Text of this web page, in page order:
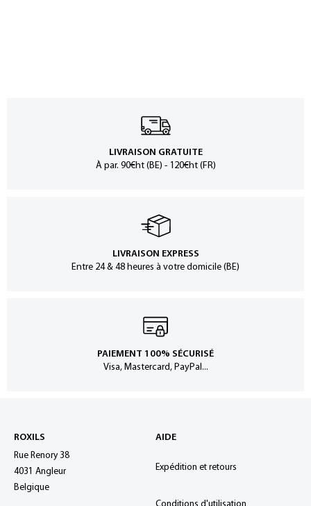
LIVRAISON GRATUITE
À par. 90€ht (BE) - 120€ht (FR)
LIVRAISON EXPRESS
Entre 24 & 48 heures à votre domicile (BE)
PAIEMENT 100% SÉCURISÉ
Visa, Mastercard, PayPal...
ROXILS
Rue Renory 38
4031 Angleur
Belgique
AIDE
Expédition et retours
Conditions d'utilisation